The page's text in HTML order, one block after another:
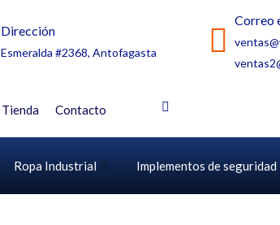
Dirección
Esmeralda #2368, Antofagasta
Correo
Tienda Contacto
Ropa Industrial Implementos de seguridad